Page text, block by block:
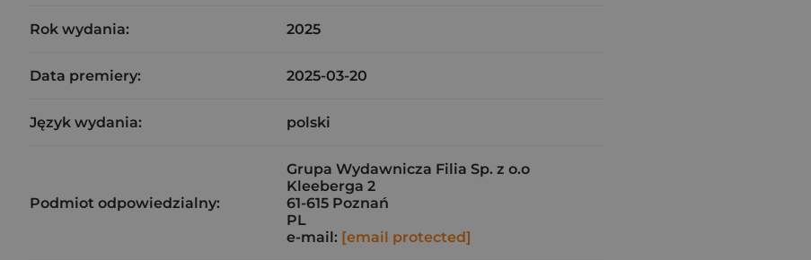
Rok wydania: 2025
Data premiery: 2025-03-20
Język wydania: polski
Podmiot odpowiedzialny:
Grupa Wydawnicza Filia Sp. z o.o
Kleeberga 2
61-615 Poznań
PL
e-mail: [email protected]